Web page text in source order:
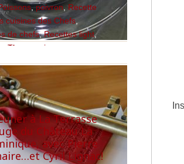
,poivron,Recette
cuisines des Chefs,
de chefs,Recettes light,
Thermomix
Read More
à La Terrasse
du Château La
avec Pierre
Cyril Lignac!